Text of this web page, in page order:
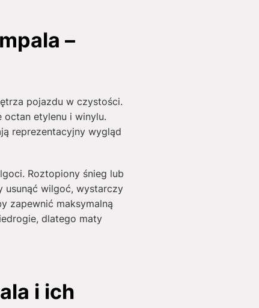
–
pojazdu w czystości.
octan etylenu i winylu.
reprezentacyjny wygląd
Roztopiony śnieg lub
usunąć wilgoć, wystarczy
zapewnić maksymalną
dlatego maty
i ich